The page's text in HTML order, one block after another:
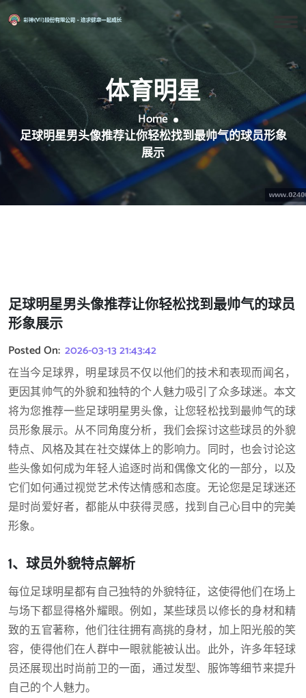
体育明星
Home
足球明星男头像推荐让你轻松找到最帅气的球员形象
展示
足球明星男头像推荐让你轻松找到最帅气的球员
形象展示
Posted On: 2026-03-13 21:43:42
在当今足球界，明星球员不仅以他们的技术和表现而闻名，
更因其帅气的外貌和独特的个人魅力吸引了众多球迷。本文
将为您推荐一些足球明星男头像，让您轻松找到最帅气的球
员形象展示。从不同角度分析，我们会探讨这些球员的外貌
特点、风格及其在社交媒体上的影响力。同时，也会讨论这
些头像如何成为年轻人追逐时尚和偶像文化的一部分，以及
它们如何通过视觉艺术传达情感和态度。无论您是足球迷还
是时尚爱好者，都能从中获得灵感，找到自己心目中的完美
形象。
1、球员外貌特点解析
每位足球明星都有自己独特的外貌特征，这使得他们在场上
与场下都显得格外耀眼。例如，某些球员以修长的身材和精
致的五官著称，他们往往拥有高挑的身材，加上阳光般的笑
容，使得他们在人群中一眼就能被认出。此外，许多年轻球
员还展现出时尚前卫的一面，通过发型、服饰等细节来提升
自己的个人魅力。